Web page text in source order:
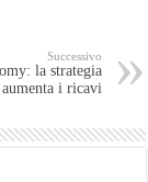
Successivo
la strategia
aumenta i ricavi